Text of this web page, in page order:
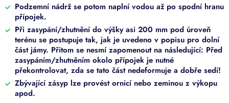
Podzemní nádrž se potom naplní vodou až po spodní hranu
přípojek.
Při zasypání/zhutnění do výšky asi 200 mm pod úroveň
terénu se postupuje tak, jak je uvedeno v popisu pro dolní
část jámy. Přitom se nesmí zapomenout na následující: Před
zasypáním/zhutněním okolo přípojek je nutné
překontrolovat, zda se tato část nedeformuje a dobře sedí!
Zbývající zásyp lze provést ornicí nebo zeminou z výkopu
apod.